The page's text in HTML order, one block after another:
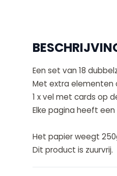
Een set van 18
Met extra elementen
1 x vel met cards op
Elke pagina heeft
Het papier weegt
Dit product is zuurvrij.